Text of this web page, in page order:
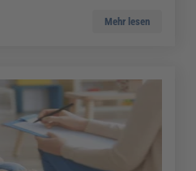
Mehr lesen